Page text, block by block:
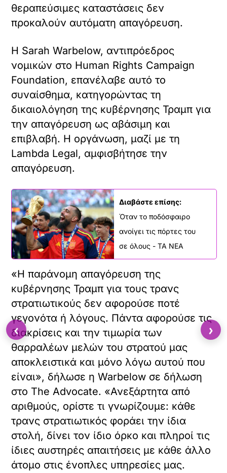
θεραπεύσιμες καταστάσεις δεν
προκαλούν αυτόματη απαγόρευση.
Η Sarah Warbelow, αντιπρόεδρος
νομικών στο Human Rights Campaign
Foundation, επανέλαβε αυτό το
συναίσθημα, κατηγορώντας τη
δικαιολόγηση της κυβέρνησης Τραμπ για
την απαγόρευση ως αβάσιμη και
επιβλαβή. Η οργάνωση, μαζί με τη
Lambda Legal, αμφισβήτησε την
απαγόρευση.
Διαβάστε επίσης:
Όταν το ποδόσφαιρο
ανοίγει τις πόρτες του
σε όλους - ΤΑ ΝΕΑ
«Η παράνομη απαγόρευση της
κυβέρνησης Τραμπ για τους τρανς
στρατιωτικούς δεν αφορούσε ποτέ
γεγονότα ή λόγους. Πάντα αφορούσε τις
διακρίσεις και την τιμωρία των
θαρραλέων μελών του στρατού μας
αποκλειστικά και μόνο λόγω αυτού που
είναι», δήλωσε η Warbelow σε δήλωση
στο The Advocate. «Ανεξάρτητα από
αριθμούς, ορίστε τι γνωρίζουμε: κάθε
τρανς στρατιωτικός φοράει την ίδια
στολή, δίνει τον ίδιο όρκο και πληροί τις
ίδιες αυστηρές απαιτήσεις με κάθε άλλο
άτομο στις ένοπλες υπηρεσίες μας.
‹ ›